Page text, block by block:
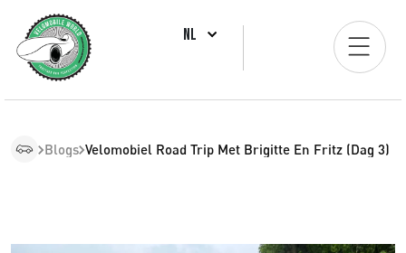
NL
Blogs Velomobiel Road Trip Met Brigitte En Fritz (Dag 3)